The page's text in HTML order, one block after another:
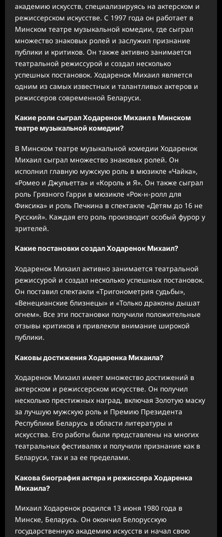
академию искусств, специализируясь на актерском и
режиссерском искусстве. С 1997 года он работает в
Минском театре музыкальной комедии, где сыграл
множество знаковых ролей и заслужил признание
публики и критиков. Он также активно занимается
театральной режиссурой и создал несколько
успешных постановок. Ходаренок Михаил является
одним из самых известных и талантливых актеров и
режиссеров современной Беларуси.
Какие роли сыграл Ходаренок Михаил в Минском
театре музыкальной комедии?
В Минском театре музыкальной комедии Ходаренок
Михаил сыграл множество знаковых ролей. Он
исполнил главную мужскую роль в мюзикле «Чайка»,
«Ромео и Джульетта» и «Король и Я». Он также сыграл
роль Грязного Гарри в мюзикле «Рок-н-ролл для
Фиксика» и роль Печкина в спектакле «Детям до 16 не
Русский». Каждая его роль производит особый фурор у
зрителей.
Какие постановки создал Ходаренок Михаил?
Ходаренок Михаил активно занимается театральной
режиссурой и создал несколько успешных постановок.
Он поставил спектакли «Тригонометрия судьбы»,
«Венецианские близнецы» и «Только драконы дышат
огнем». Все эти постановки получили положительные
отзывы критиков и привлекли внимание широкой
публики.
Каковы достижения Ходаренка Михаила?
Ходаренок Михаил имеет множество достижений в
актерском и режиссерском искусстве. Он получил
несколько престижных наград, включая Золотую маску
за лучшую мужскую роль и Премию Президента
Республики Беларусь в области литературы и
искусства. Его работы были представлены на многих
театральных фестивалях и получили признание как в
Беларуси, так и за ее пределами.
Какова биография актера и режиссера Ходаренка
Михаила?
Михаил Ходаренок родился 13 июня 1980 года в
Минске, Беларусь. Он окончил Белорусскую
государственную академию искусств и начал свою